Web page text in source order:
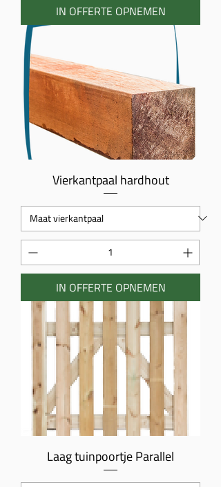
IN OFFERTE OPNEMEN
Vierkantpaal hardhout
IN OFFERTE OPNEMEN
Laag tuinpoortje Parallel